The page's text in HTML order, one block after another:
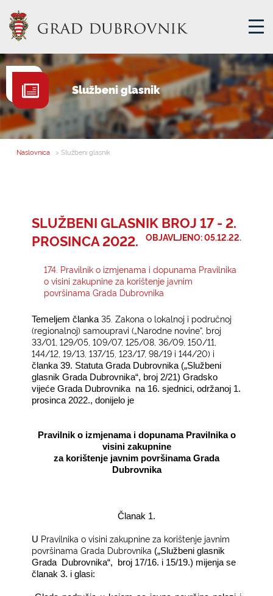
GRADSKA UPRAVA
GRADONAČELNIK
MJESNA SAMOUPRAVA
E-USLUGE
KONTAKTI
Službeni glasnik
Naslovnica > Službeni glasnik
SLUŽBENI GLASNIK BROJ 17 - 2.
PROSINCA 2022.
OBJAVLJENO: 05.12.22.
174. Pravilnik o izmjenama i dopunama Pravilnika
o visini zakupnine za korištenje javnim
površinama Grada Dubrovnika
Temeljem članka35. Zakona o lokalnoj i područnoj
(regionalnoj) samoupravi („Narodne novine“, broj
33/01, 129/05, 109/07, 125/08, 36/09, 150/11,
144/12, 19/13, 137/15, 123/17, 98/19 i 144/20) i
članka 39. Statuta Grada Dubrovnika („Službeni
glasnik Grada Dubrovnika“, broj 2/21) Gradsko
vijeće Grada Dubrovnika na 16. sjednici, održanoj 1.
prosinca 2022., donijelo je
Pravilnik o izmjenama i dopunama Pravilnika o
visini zakupnine
za korištenje javnim površinama Grada
Dubrovnika
Članak 1.
U Pravilnika o visini zakupnine za korištenje javnim
površinama Grada Dubrovnika („Službeni glasnik
Grada
Dubrovnika“,
broj 17/16. i 15/19.) mijenja se
članak 3. i glasi: